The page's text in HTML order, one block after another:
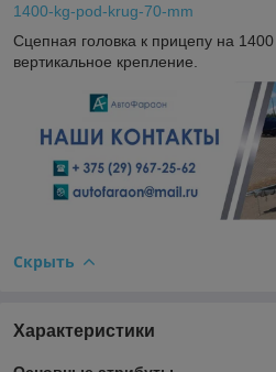
1400-kg-pod-krug-70-mm
Сцепная головка к прицепу на
вертикальное крепление.
Скрыть
Характеристики